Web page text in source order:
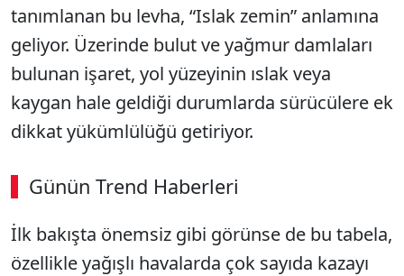
tanımlanan bu levha, “Islak zemin” anlamına
geliyor. Üzerinde bulut ve yağmur damlaları
bulunan işaret, yol yüzeyinin ıslak veya
kaygan hale geldiği durumlarda sürücülere ek
dikkat yükümlülüğü getiriyor.
Günün Trend Haberleri
00:02 / 08:15
Sesi Aç
İlk bakışta önemsiz gibi görünse de bu tabela,
özellikle yağışlı havalarda çok sayıda kazayı